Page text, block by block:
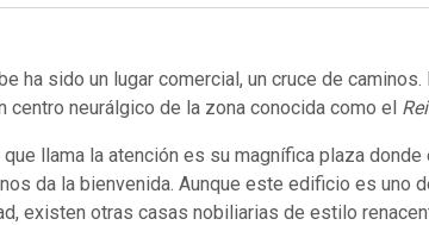
ha sido un lugar comercial, un cruce de
centro neurálgico de la zona conocida como el
llama la atención es su magnífica plaza donde
da la bienvenida. Aunque este edificio es uno
existen otras casas nobiliarias de estilo